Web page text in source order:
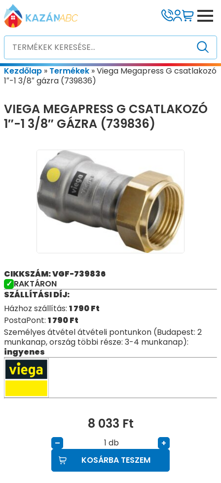
Kezdőlap » Termékek »Viega Megapress G csatlakozó
1″-1 3/8″ gázra (739836)
VIEGA MEGAPRESS G CSATLAKOZÓ
1″-1 3/8″ GÁZRA (739836)
CIKKSZÁM: VGF-739836
RAKTÁRON
SZÁLLÍTÁSI DÍJ:
Házhoz szállítás: 1 790Ft
PostaPont: 1 790Ft
Személyes átvétel átvételi pontunkon (Budapest: 2
munkanap, ország többi része: 3-4 munkanap):
ingyenes
8 033 Ft
– db
+
KOSÁRBA TESZEM